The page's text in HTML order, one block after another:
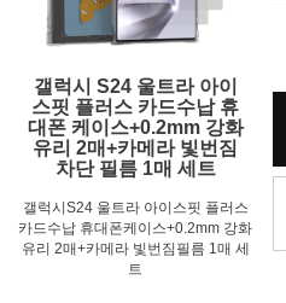
갤럭시 S24 울트라 아이
스핏 플러스 카드수납 휴
대폰 케이스+0.2mm 강화
유리 2매+카메라 빛번짐
차단 필름 1매 세트
갤럭시S24 울트라 아이스핏 플러스
카드수납 휴대폰케이스+0.2mm 강화
유리 2매+카메라 빛번짐필름 1매 세
트